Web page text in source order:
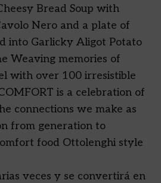
Bread Soup with
Nero and a plate of
into Garlicky Aligot Potato
Weaving memories of
with over 100 irresistible
is a celebration of
connections we make as
from generation to
food Ottolenghi style
veces y se convertirá en